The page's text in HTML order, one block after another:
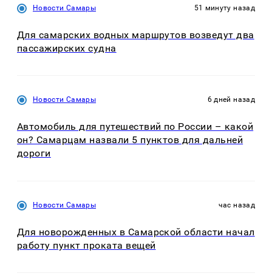
Новости Самары 51 минуту назад
Для самарских водных маршрутов возведут два
пассажирских судна
Новости Самары 6 дней назад
Автомобиль для путешествий по России – какой
он? Самарцам назвали 5 пунктов для дальней
дороги
Новости Самары час назад
Для новорожденных в Самарской области начал
работу пункт проката вещей